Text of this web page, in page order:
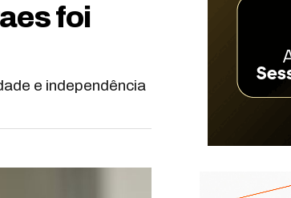
foi
e independência